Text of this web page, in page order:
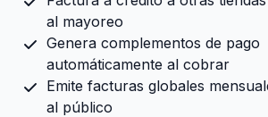
al mayoreo
Genera complementos de pago
automáticamente al cobrar
Emite facturas globales
al público